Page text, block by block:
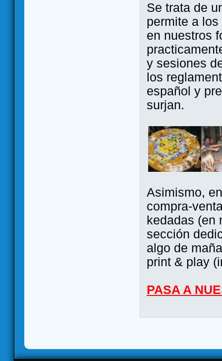
Se trata de
permite a
en nuestros
y sesiones
los
español y
surjan.
Asimismo,
compra-
kedadas (en
sección
algo de
print & play
PASA A